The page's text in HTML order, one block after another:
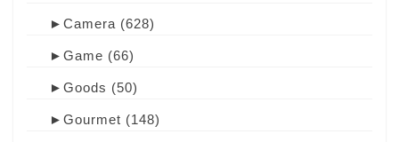
► Camera (628)
► Game (66)
► Goods (50)
► Gourmet (148)